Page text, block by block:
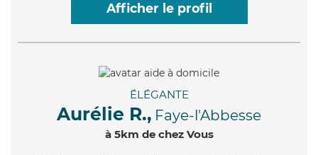
Afficher le profil
ÉLÉGANTE
Aurélie R., Faye-l'Abbesse
à 5km de chez Vous